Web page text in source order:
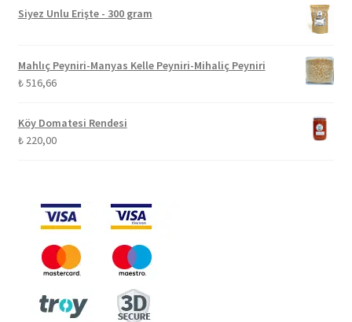
Siyez Unlu Erişte - 300 gram
Mahlıç Peyniri-Manyas Kelle Peyniri-Mihaliç Peyniri
₺516,66
Köy Domatesi Rendesi
₺220,00